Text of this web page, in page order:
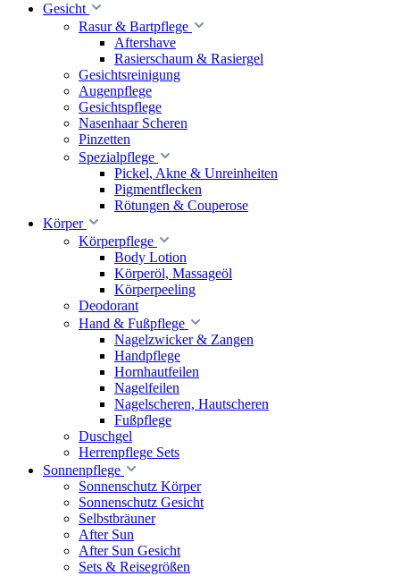
Gesicht
Rasur & Bartpflege
Aftershave
Rasierschaum & Rasiergel
Gesichtsreinigung
Augenpflege
Gesichtspflege
Nasenhaar Scheren
Pinzetten
Spezialpflege
Pickel, Akne & Unreinheiten
Pigmentflecken
Rötungen & Couperose
Körper
Körperpflege
Body Lotion
Körperöl, Massageöl
Körperpeeling
Deodorant
Hand & Fußpflege
Nagelzwicker & Zangen
Handpflege
Hornhautfeilen
Nagelfeilen
Nagelscheren, Hautscheren
Fußpflege
Duschgel
Herrenpflege Sets
Sonnenpflege
Sonnenschutz Körper
Sonnenschutz Gesicht
Selbstbräuner
After Sun
After Sun Gesicht
Sets & Reisegrößen